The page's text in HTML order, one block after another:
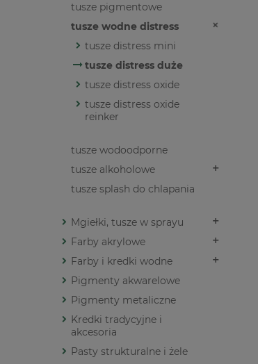
tusze pigmentowe
tusze wodne distress
tusze distress mini
tusze distress duże
tusze distress oxide
tusze distress oxide
reinker
tusze wodoodporne
tusze alkoholowe
tusze splash do chlapania
Mgiełki, tusze w sprayu
Farby akrylowe
Farby i kredki wodne
Pigmenty akwarelowe
Pigmenty metaliczne
Kredki tradycyjne i
akcesoria
Pasty strukturalne i żele